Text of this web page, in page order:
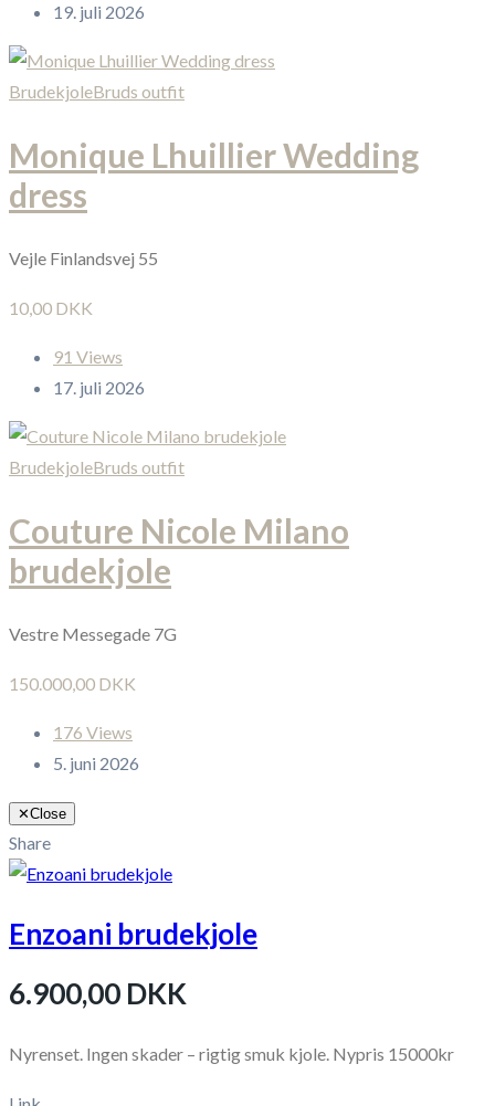
19. juli 2026
BrudekjoleBruds outfit
Monique Lhuillier Wedding
dress
Vejle Finlandsvej 55
10,00 DKK
91 Views
17. juli 2026
BrudekjoleBruds outfit
Couture Nicole Milano
brudekjole
Vestre Messegade 7G
150.000,00 DKK
176 Views
5. juni 2026
✕Close
Share
Enzoani brudekjole
6.900,00 DKK
Nyrenset. Ingen skader – rigtig smuk kjole. Nypris 15000kr